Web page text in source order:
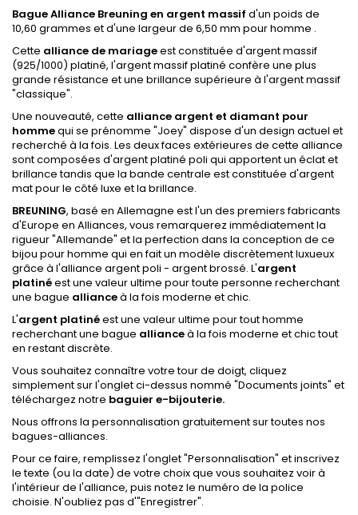
Bague Alliance Breuning en argent massif d'un poids de
10,60 grammes et d'une largeur de 6,50 mm pour homme .
Cette alliance de mariageest constituée d'argent massif
(925/1000) platiné, l'argent massif platiné confère une plus
grande résistance et une brillance supérieure à l'argent massif
"classique".
Une nouveauté, cette alliance argent et diamant pour
hommequi se prénomme "Joey" dispose d'un design actuel et
recherché à la fois. Les deux faces extérieures de cette alliance
sont composées d'argent platiné poli qui apportent un éclat et
brillance tandis que la bande centrale est constituée d'argent
mat pour le côté luxe et la brillance.
BREUNING, basé en Allemagne est l'un des premiers fabricants
d'Europe en Alliances, vous remarquerez immédiatement la
rigueur "Allemande" et la perfection dans la conception de ce
bijou pour homme qui en fait un modèle discrètement luxueux
grâce à l'alliance argent poli - argent brossé. L'argent
platinéest une valeur ultime pour toute personne recherchant
une bague allianceà la fois moderne et chic.
L'argent platinéest une valeur ultime pour tout homme
recherchant une bague allianceà la fois moderne et chic tout
en restant discrète.
Vous souhaitez connaître votre tour de doigt, cliquez
simplement sur l'onglet ci-dessus nommé "Documents joints" et
téléchargez notre baguier e-bijouterie.
Nous offrons la personnalisation gratuitement sur toutes nos
bagues-alliances.
Pour ce faire, remplissez l'onglet"Personnalisation" et inscrivez
le texte (ou la date) de votre choix que vous souhaitez voir à
l'intérieur de l'alliance, puis notez le numéro de la police
choisie. N'oubliez pas d'"Enregistrer".